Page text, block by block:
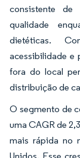
consistente
qualidade
dietéticas.
acessibilidade e
fora do local
distribuição de
O segmento de
uma CAGR de
mais rápida no
Unidos. Esse